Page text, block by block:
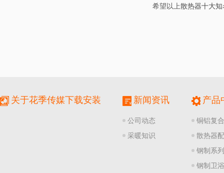
希望以上散热器十大
关于花季传媒下载安装 新闻资讯
公司动态
采暖知识
产品
铜铝复
散热器
钢制系
钢制卫